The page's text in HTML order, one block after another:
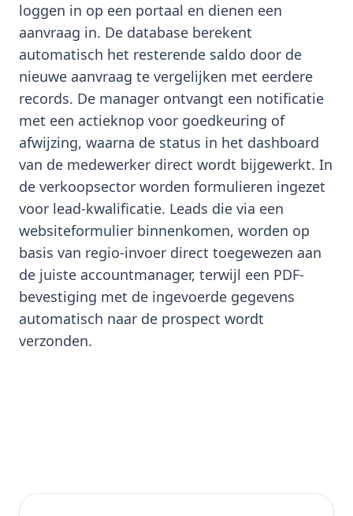
loggen in op een portaal en dienen een
aanvraag in. De database berekent
automatisch het resterende saldo door de
nieuwe aanvraag te vergelijken met eerdere
records. De manager ontvangt een notificatie
met een actieknop voor goedkeuring of
afwijzing, waarna de status in het dashboard
van de medewerker direct wordt bijgewerkt. In
de verkoopsector worden formulieren ingezet
voor lead-kwalificatie. Leads die via een
websiteformulier binnenkomen, worden op
basis van regio-invoer direct toegewezen aan
de juiste accountmanager, terwijl een PDF-
bevestiging met de ingevoerde gegevens
automatisch naar de prospect wordt
verzonden.